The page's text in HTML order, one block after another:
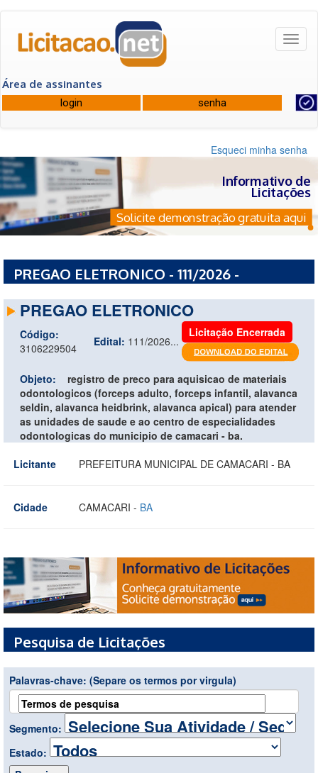
Área de assinantes
Esqueci minha senha
Informativo de
Licitações
Solicite demonstração gratuita aqui
PREGAO ELETRONICO - 111/2026 -
PREGAO ELETRONICO
Código:
3106229504
Edital: 111/2026...
Licitação Encerrada
Objeto:
registro de preco para aquisicao de materiais
odontologicos (forceps adulto, forceps infantil, alavanca
seldin, alavanca heidbrink, alavanca apical) para atender
as unidades de saude e ao centro de especialidades
odontologicas do municipio de camacari - ba.
Licitante
PREFEITURA MUNICIPAL DE CAMACARI - BA
Cidade CAMACARI - BA
Pesquisa de Licitações
Palavras-chave: (Separe os termos por virgula)
Segmento:
Estado: